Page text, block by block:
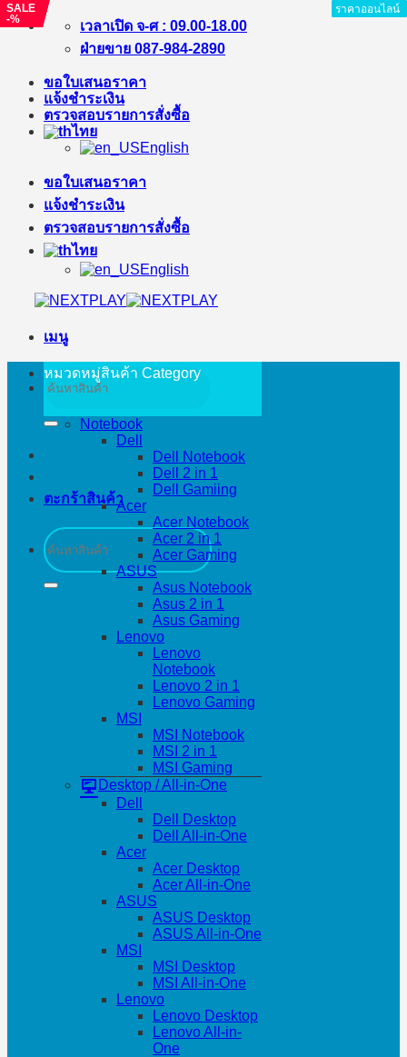
ข้าม
เนื้อหา
เวลาเปิด จ-ศ : 09.00-18.00
ฝ่ายขาย 087-984-2890
ขอใบเสนอราคา
แจ้งชำระเงิน
ตรวจสอบรายการสั่งซื้อ
ไทย
English
ขอใบเสนอราคา
แจ้งชำระเงิน
ตรวจสอบรายการสั่งซื้อ
ไทย
English
เมนู
ค้นหา:
ตะกร้าสินค้า
ค้นหา:
หมวดหมู่สินค้า Category
Notebook
Dell
Dell Notebook
Dell 2 in 1
Dell Gamiing
Acer
Acer Notebook
Acer 2 in 1
Acer Gaming
ASUS
Asus Notebook
Asus 2 in 1
Asus Gaming
Lenovo
Lenovo
Notebook
Lenovo 2 in 1
Lenovo Gaming
MSI
MSI Notebook
MSI 2 in 1
MSI Gaming
Desktop / All-in-One
Dell
Dell Desktop
Dell All-in-One
Acer
Acer Desktop
Acer All-in-One
ASUS
ASUS Desktop
ASUS All-in-One
MSI
MSI Desktop
MSI All-in-One
Lenovo
Lenovo Desktop
Lenovo All-in-
One
ราคาออนไลน์
ราคาออนไลน์
ราคาออนไลน์
ราคาออนไลน์
ราคาออนไลน์
ราคาออนไลน์
SALE
-%
ราคาออนไลน์
ราคาออนไลน์
SALE
-%